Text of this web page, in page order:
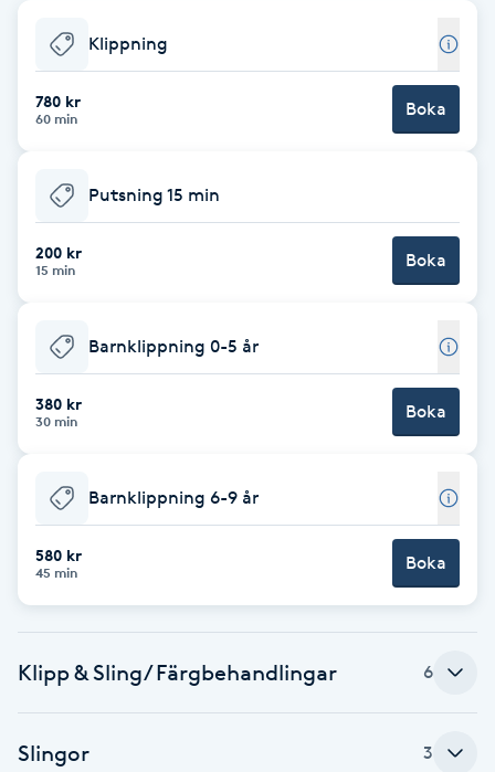
Babylights
Balayage
Barber
BIAB
Blowout
Brynfärgning
Bröllopsuppsättning
C
Klippning
780 kr
60 min Boka
Putsning 15 min
200 kr
15 min Boka
Barnklippning 0-5 år
380 kr
30 min Boka
Barnklippning 6-9 år
580 kr
45 min Boka
Klipp & Sling/ Färgbehandlingar 6
Slingor 3